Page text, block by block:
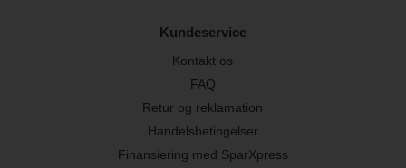
Kundeservice
Kontakt os
FAQ
Retur og reklamation
Handelsbetingelser
Finansiering med SparXpress